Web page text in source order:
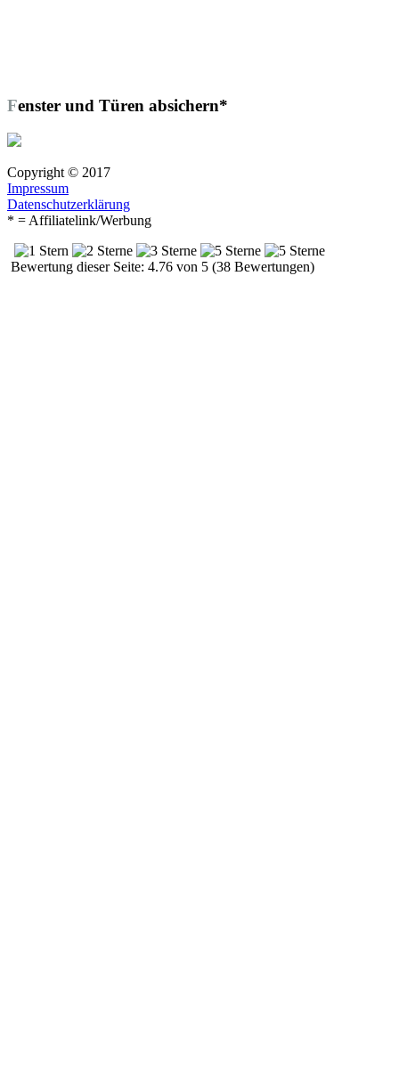
Fenster und Türen absichern*
Copyright © 2017
Impressum
Datenschutzerklärung
* = Affiliatelink/Werbung
Bewertung dieser Seite: 4.76 von 5 (38 Bewertungen)